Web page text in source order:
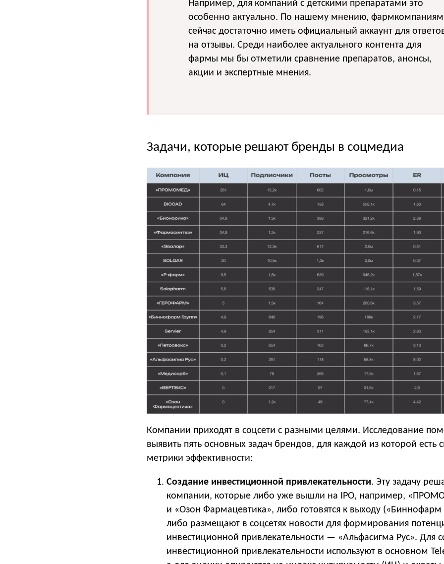
Например, для компаний с детскими препаратами это
особенно актуально. По нашему мнению, фармкомпаниям
сейчас достаточно иметь официальный аккаунт для
на отзывы. Среди наиболее актуального контента для
фармы мы бы отметили сравнение препаратов, анонсы,
акции и экспертные мнения.
Задачи, которые решают бренды в соцмедиа
Компании приходят в соцсети с разными целями. Исследование
выявить пять основных задач брендов, для каждой из которой есть
метрики эффективности:
Создание инвестиционной привлекательности. Эту задачу
компании, которые либо уже вышли на IPO, например,
и «Озон Фармацевтика», либо готовятся к выходу («Биннофарм
либо размещают в соцсетях новости для формирования
инвестиционной привлекательности — «Альфасигма Рус». Для
инвестиционной привлекательности используют в основном